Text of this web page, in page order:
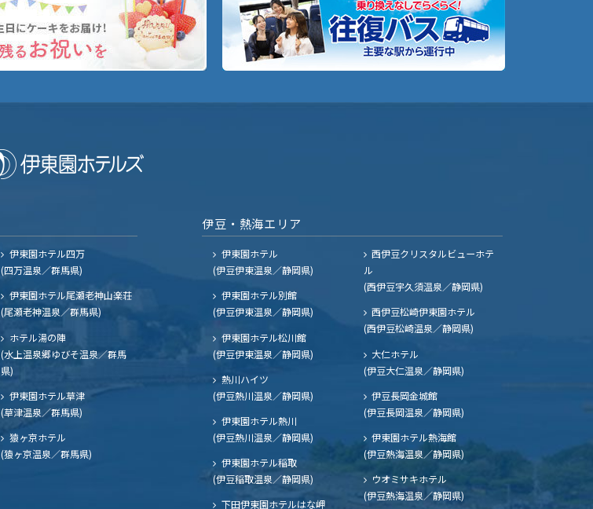
伊東園ホテル四万
(四万温泉／群馬県)
伊東園ホテル尾瀬老神山楽荘
(尾瀬老神温泉／群馬県)
ホテル湯の陣
(水上温泉郷ゆびそ温泉／群馬
県)
伊東園ホテル草津
(草津温泉／群馬県)
猿ヶ京ホテル
(猿ヶ京温泉／群馬県)
伊豆・熱海エリア
伊東園ホテル
(伊豆伊東温泉／静岡県)
伊東園ホテル別館
(伊豆伊東温泉／静岡県)
伊東園ホテル松川館
(伊豆伊東温泉／静岡県)
熱川ハイツ
(伊豆熱川温泉／静岡県)
伊東園ホテル熱川
(伊豆熱川温泉／静岡県)
伊東園ホテル稲取
(伊豆稲取温泉／静岡県)
下田伊東園ホテルはな岬
西伊豆クリスタルビューホテ
ル
(西伊豆宇久須温泉／静岡県)
西伊豆松崎伊東園ホテル
(西伊豆松崎温泉／静岡県)
大仁ホテル
(伊豆大仁温泉／静岡県)
伊豆長岡金城館
(伊豆長岡温泉／静岡県)
伊東園ホテル熱海館
(伊豆熱海温泉／静岡県)
ウオミサキホテル
(伊豆熱海温泉／静岡県)